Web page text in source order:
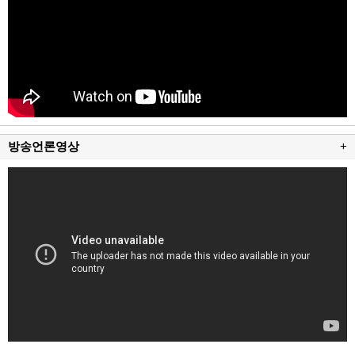
방송언론영상 +